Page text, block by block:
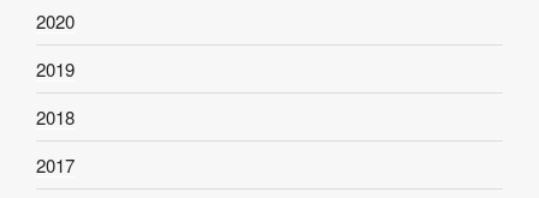
2020
2019
2018
2017